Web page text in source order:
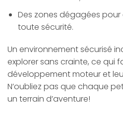
Des zones dégagées
toute sécurité.
Un environnement sécurisé
explorer sans crainte, ce qui
développement moteur et
N’oubliez pas que chaque
un terrain d’aventure!